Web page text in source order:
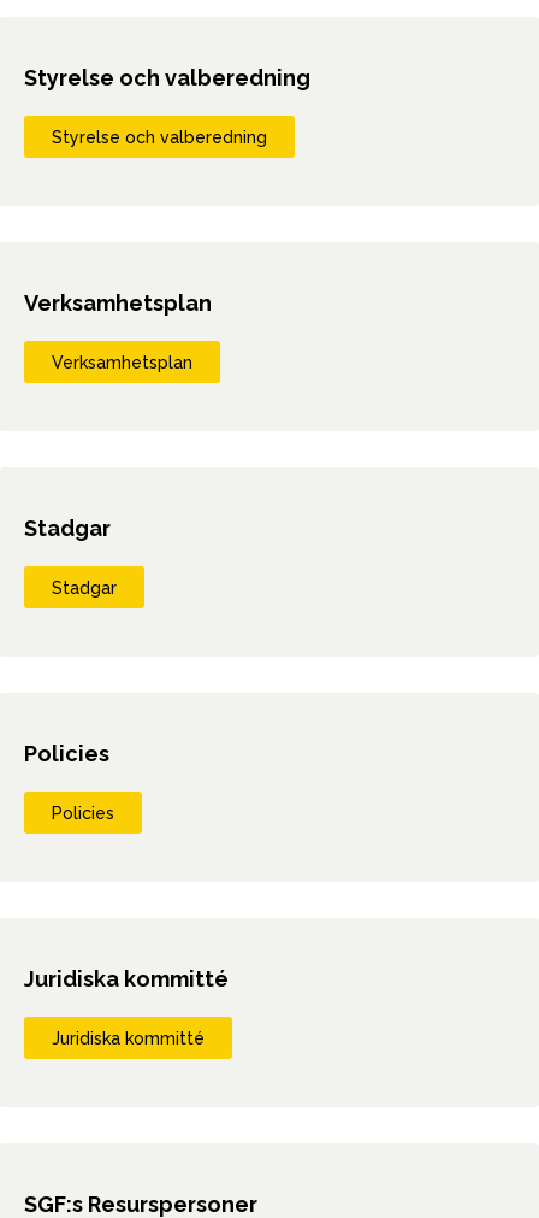
Styrelse och valberedning
Styrelse och valberedning
Verksamhetsplan
Verksamhetsplan
Stadgar
Stadgar
Policies
Policies
Juridiska kommitté
Juridiska kommitté
SGF:s Resurspersoner